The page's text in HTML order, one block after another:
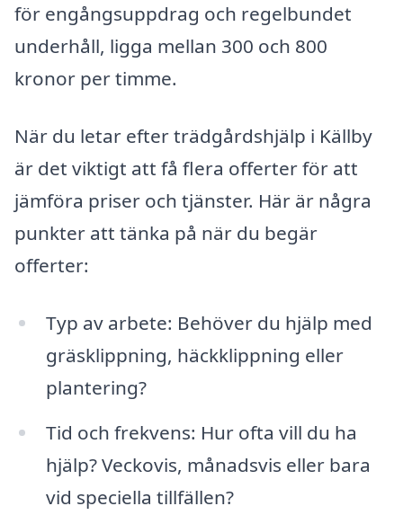
för engångsuppdrag och regelbundet
underhåll, ligga mellan 300 och 800
kronor per timme.
När du letar efter trädgårdshjälp i Källby
är det viktigt att få flera offerter för att
jämföra priser och tjänster. Här är några
punkter att tänka på när du begär
offerter:
Typ av arbete: Behöver du hjälp med
gräsklippning, häckklippning eller
plantering?
Tid och frekvens: Hur ofta vill du ha
hjälp? Veckovis, månadsvis eller bara
vid speciella tillfällen?